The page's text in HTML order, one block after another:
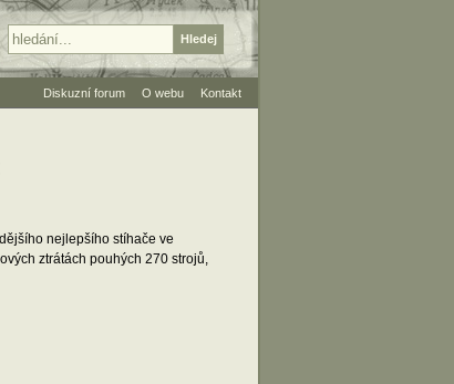
nejlepšího stíhače ve
ztrátách pouhých 270 strojů,
Diskuzní forum O webu Kontakt